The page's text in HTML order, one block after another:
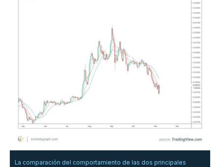
La comparación del comportamiento de las dos principales